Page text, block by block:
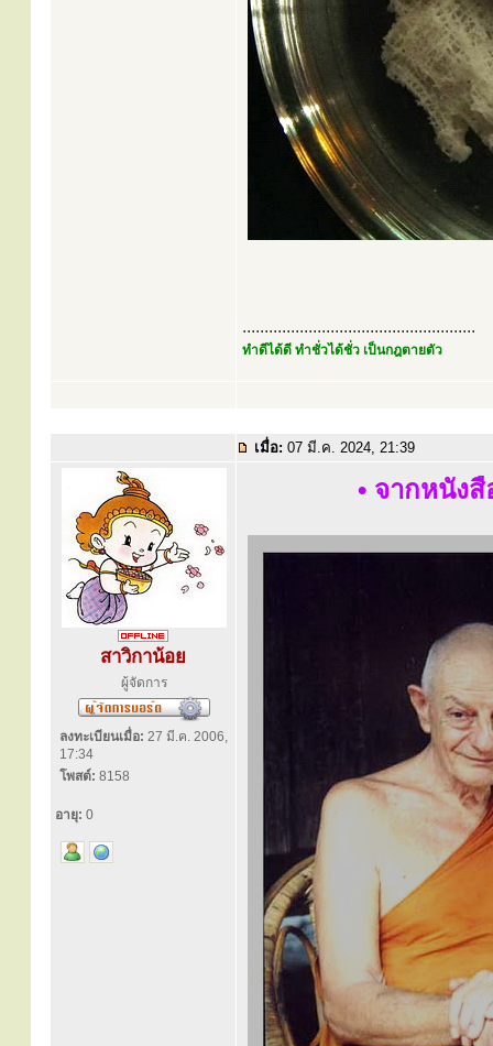
.....................................................
ทำดีได้ดี ทำชั่วได้ชั่ว เป็นกฎตายตัว
เมื่อ: 07 มี.ค. 2024, 21:39
สาวิกาน้อย
ผู้จัดการ
ลงทะเบียนเมื่อ: 27 มี.ค. 2006,
17:34
โพสต์: 8158
อายุ: 0
• จากหนัง